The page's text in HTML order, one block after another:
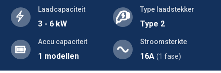
Laadcapaciteit
3 - 6 kW
Type laadstekker
Type 2
Accu capaciteit
1 modellen
Stroomsterkte
16A (1 fase)